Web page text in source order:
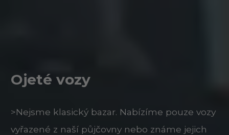
Ojeté vozy
>Nejsme klasický bazar. Nabízíme pouze vozy
vyřazené z naší půjčovny nebo známe jejich